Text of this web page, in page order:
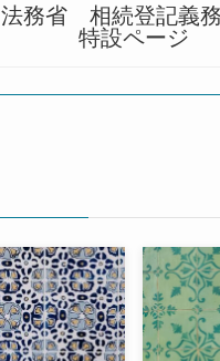
法務省 相続登記義
特設ページ